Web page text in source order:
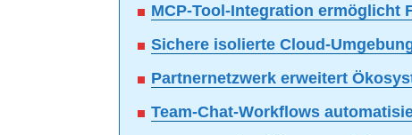
MCP-Tool-Integration ermöglicht
Sichere isolierte Cloud-
Partnernetzwerk erweitert
Team-Chat-Workflows